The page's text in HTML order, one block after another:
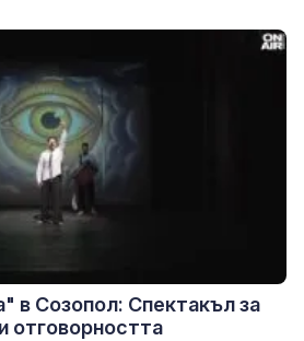
в Созопол: Спектакъл за
отговорността